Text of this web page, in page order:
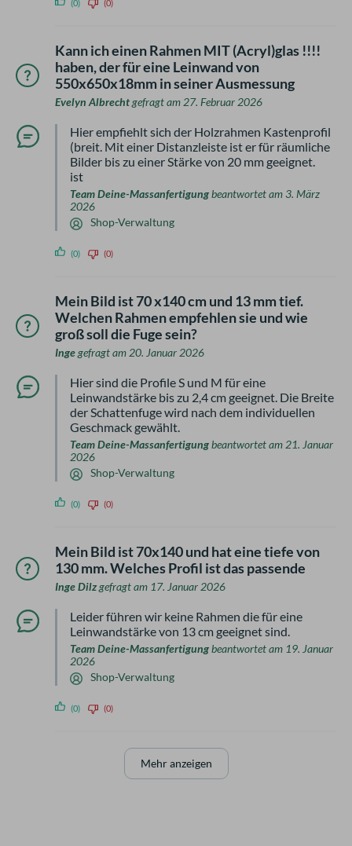
(0) (0)
Kann ich einen Rahmen MIT (Acryl)glas !!!!
haben, der für eine Leinwand von
550x650x18mm in seiner Ausmessung
Evelyn Albrechtgefragt am 27. Februar 2026
Hier empfiehlt sich der Holzrahmen Kastenprofil
(breit. Mit einer Distanzleiste ist er für räumliche
Bilder bis zu einer Stärke von 20 mm geeignet.
ist
Team Deine-Massanfertigungbeantwortet am 3. März
2026
Shop-Verwaltung
(0) (0)
Mein Bild ist 70 x140 cm und 13 mm tief.
Welchen Rahmen empfehlen sie und wie
groß soll die Fuge sein?
Ingegefragt am 20. Januar 2026
Hier sind die Profile S und M für eine
Leinwandstärke bis zu 2,4 cm geeignet. Die Breite
der Schattenfuge wird nach dem individuellen
Geschmack gewählt.
Team Deine-Massanfertigungbeantwortet am 21. Januar
2026
Shop-Verwaltung
(0) (0)
Mein Bild ist 70x140 und hat eine tiefe von
130 mm. Welches Profil ist das passende
Inge Dilzgefragt am 17. Januar 2026
Leider führen wir keine Rahmen die für eine
Leinwandstärke von 13 cm geeignet sind.
Team Deine-Massanfertigungbeantwortet am 19. Januar
2026
Shop-Verwaltung
(0) (0)
Mehr anzeigen